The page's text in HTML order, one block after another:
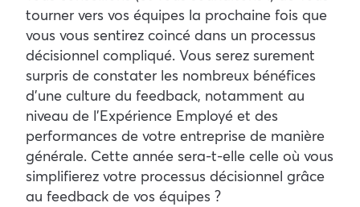
tourner vers vos équipes la prochaine fois que
vous vous sentirez coincé dans un processus
décisionnel compliqué. Vous serez surement
surpris de constater les nombreux bénéfices
d’une culture du feedback, notamment au
niveau de l’Expérience Employé et des
performances de votre entreprise de manière
générale. Cette année sera-t-elle celle où vous
simplifierez votre processus décisionnel grâce
au feedback de vos équipes ?